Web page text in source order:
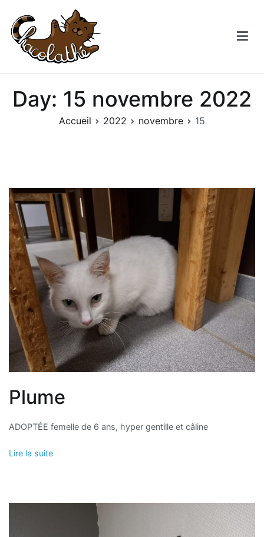
contenu
Day: 15 novembre 2022
Accueil 2022 novembre 15
Plume
ADOPTÉE femelle de 6 ans, hyper gentille et câline
Lire la suite